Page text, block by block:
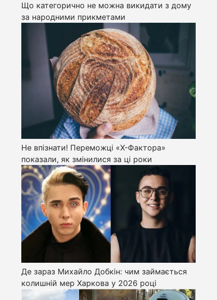
Що категорично не можна викидати з дому
за народними прикметами
Не впізнати! Переможці «Х-Фактора»
показали, як змінилися за ці роки
Де зараз Михайло Добкін: чим займається
колишній мер Харкова у 2026 році